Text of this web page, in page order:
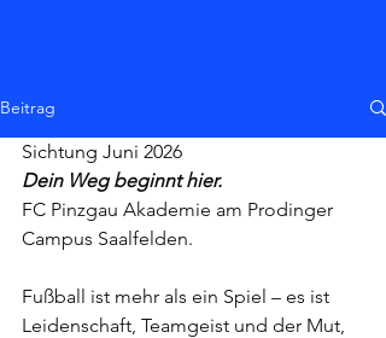
Beitrag
Sichtung Juni 2026
Dein Weg beginnt hier.
FC Pinzgau Akademie am Prodinger
Campus Saalfelden.
Fußball ist mehr als ein Spiel – es ist
Leidenschaft, Teamgeist und der Mut,